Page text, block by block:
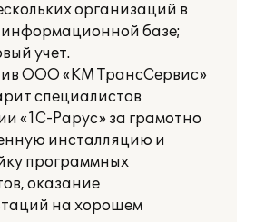
организаций в
базе;
учет.
ООО «КМ ТрансСервис»
специалистов
«1С-Рарус» за грамотно
инсталляцию и
программных
оказание
на хорошем